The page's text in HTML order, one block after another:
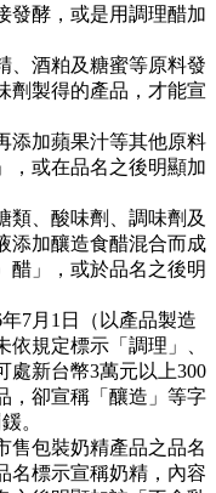
發酵，或是用調理醋加
、酒粕及糖蜜等原料發
劑製得的產品，才能宣
添加蘋果汁等其他原料
，或在品名之後明顯加
、酸味劑、調味劑及
添加釀造食醋混合而成
醋」，或於品名之後明
7月1日（以產品製造
規定標示「調理」、
處新台幣3萬元以上300
，卻宣稱「釀造」等字
。
包裝奶精產品之品名
名標示宣稱奶精，內容